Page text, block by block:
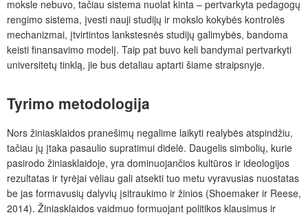
moksle nebuvo, tačiau sistema nuolat kinta – pertvarkyta pedagogų
rengimo sistema, įvesti nauji studijų ir mokslo kokybės kontrolės
mechanizmai, įtvirtintos lankstesnės studijų galimybės, bandoma
keisti finansavimo modelį. Taip pat buvo keli bandymai pertvarkyti
universitetų tinklą, jie bus detaliau aptarti šiame straipsnyje.
Tyrimo metodologija
Nors žiniasklaidos pranešimų negalime laikyti realybės atspindžiu,
tačiau jų įtaka pasaulio supratimui didelė. Daugelis simbolių, kurie
pasirodo žiniasklaidoje, yra dominuojančios kultūros ir ideologijos
rezultatas ir tyrėjai vėliau gali atsekti tuo metu vyravusias nuostatas
be jas formavusių dalyvių įsitraukimo ir žinios (Shoemaker ir Reese,
2014). Žiniasklaidos vaidmuo formuojant politikos klausimus ir